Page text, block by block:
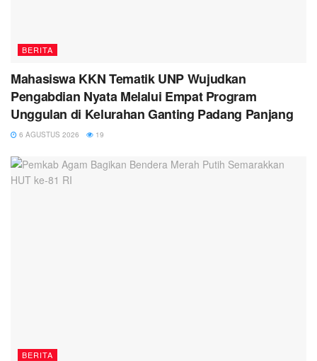
BERITA
Mahasiswa KKN Tematik UNP Wujudkan
Pengabdian Nyata Melalui Empat Program
Unggulan di Kelurahan Ganting Padang Panjang
6 AGUSTUS 2026 19
BERITA